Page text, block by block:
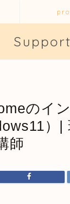
のイ
）
師